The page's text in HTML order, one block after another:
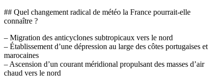
## Quel changement radical de météo la France pourrait-elle
connaître ?
– Migration des anticyclones subtropicaux vers le nord
– Établissement d’une dépression au large des côtes portugaises et
marocaines
– Ascension d’un courant méridional propulsant des masses d’air
chaud vers le nord